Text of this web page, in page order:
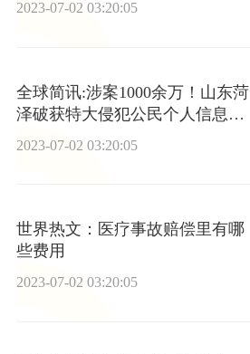
2023-07-02 03:20:05
全球简讯:涉案1000余万！山东菏
泽破获特大侵犯公民个人信息
2023-07-02 03:20:05
世界热文：医疗事故赔偿里有哪
些费用
2023-07-02 03:20:05